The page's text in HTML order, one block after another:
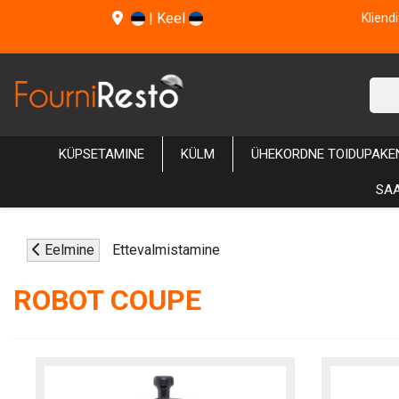
| Keel
KÜPSETAMINE KÜLM ÜHEKORDNE
Eelmine Ettevalmistamine
ROBOT COUPE